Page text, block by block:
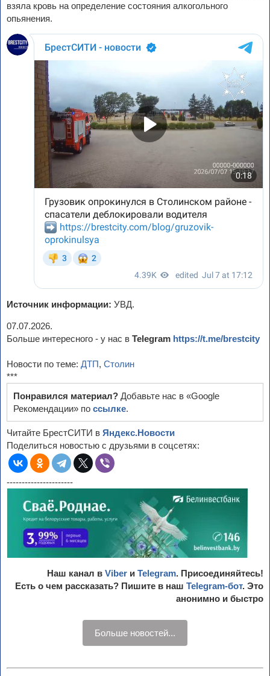
взяла кровь на определение состояния алкогольного
опьянения.
Источник информации: УВД.
07.07.2026.
Больше интересного - у нас в Telegram https://t.me/brestcity
Новости по теме: ДТП, Столин
***
Понравился материал? Добавьте нас в «Google
Рекомендации» по ссылке.
Читайте БрестСИТИ в Яндекс.Новости
Поделиться новостью с друзьями в соцсетях:
----------------------
Наш канал в Viber и Telegram. Присоединяйтесь!
Есть о чем рассказать? Пишите в наш Telegram-бот. Это
анонимно и быстро
Больше новостей...